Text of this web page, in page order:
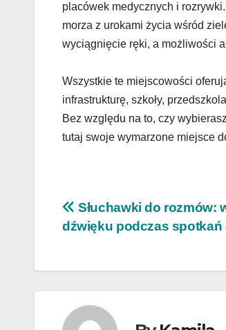
placówek medycznych i
morza z urokami życia wśród
wyciągnięcie ręki, a możliwości
Wszystkie te miejscowości
infrastrukturę, szkoły,
Bez względu na to, czy
tutaj swoje wymarzone miejsce
Nawigacja
wpisu
Słuchawki do rozmów:
dźwięku podczas spotkań